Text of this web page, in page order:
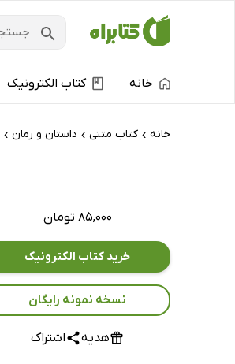
خانه کتاب الکترونیک
خانه › کتاب‌ متنی › داستان و رمان ›
۸۵,۰۰۰ تومان
خرید کتاب الکترونیک
نسخه نمونه رایگان
هدیه اشتراک